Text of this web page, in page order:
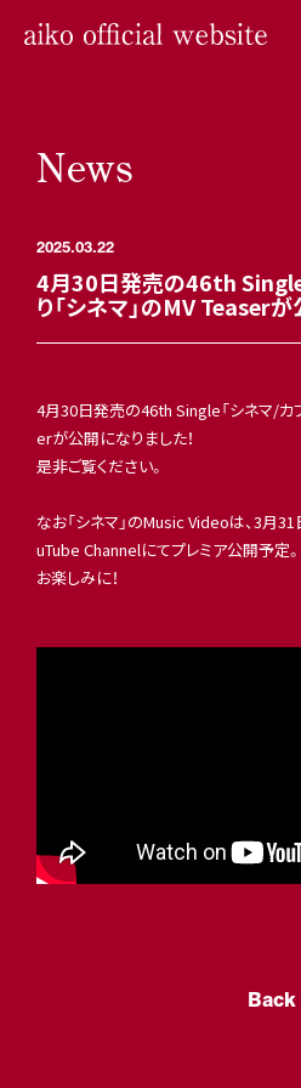
News
2025.03.22
4月30日発売の46th Single
り「シネマ」のMV Teaser
4月30日発売の46th Single「シネマ/カ
erが公開になりました！
是非ご覧ください。
なお「シネマ」のMusic Videoは、3月
uTube Channelにてプレミア公開予定。
お楽しみに！
Back